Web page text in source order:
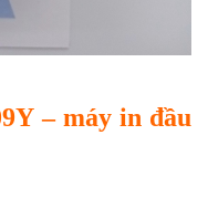
– máy in đầu